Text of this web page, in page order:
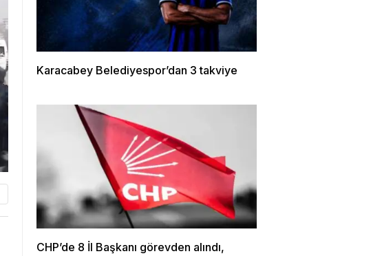
Karacabey Belediyespor’dan 3 takviye
CHP’de 8 İl Başkanı görevden alındı,